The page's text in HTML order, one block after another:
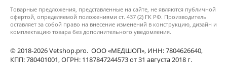
Товарные предложения, представленные на сайте, не являются публичной
офертой, определяемой положениями ст. 437 (2) ГК РФ. Производитель
оставляет за собой право на внесение изменений в конструкцию, дизайн и
комплектацию товара без дополнительного уведомления.
© 2018-2026 Vetshop.pro. ООО «МЕДШОП», ИНН: 7804626640,
КПП: 780401001, ОГРН: 1187847244573 от 31 августа 2018 г.